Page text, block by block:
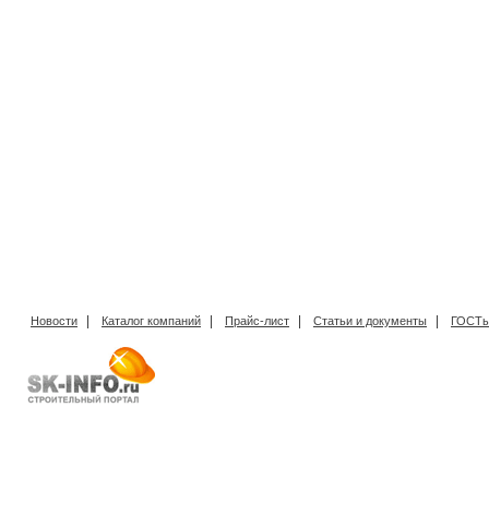
Новости | Каталог компаний | Прайс-лист | Статьи и документы |